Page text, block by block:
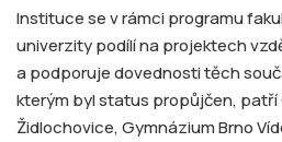
Instituce se v rámci programu
univerzity podílí na projektech
a podporuje dovednosti těch
kterým byl status propůjčen, patří
Židlochovice, Gymnázium Brno